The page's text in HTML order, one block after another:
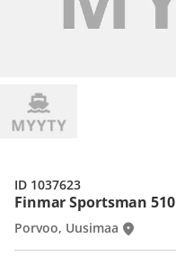
Finmar Sportsman 510
Porvoo, Uusimaa
ID 1037623